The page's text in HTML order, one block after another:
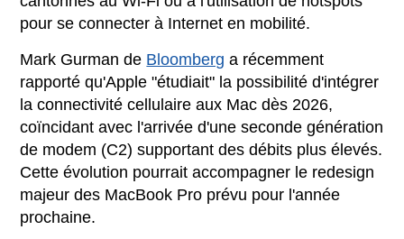
pour se connecter à Internet en mobilité.
Mark Gurman de Bloomberg a récemment
rapporté qu'Apple "étudiait" la possibilité d'intégrer
la connectivité cellulaire aux Mac dès 2026,
coïncidant avec l'arrivée d'une seconde génération
de modem (C2) supportant des débits plus élevés.
Cette évolution pourrait accompagner le redesign
majeur des MacBook Pro prévu pour l'année
prochaine.